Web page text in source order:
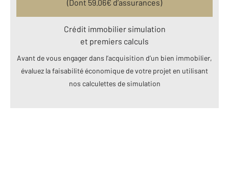
(Dont 59.06€ d’assurances)
Crédit immobilier simulation
et premiers calculs
Avant de vous engager dans l’acquisition d’un bien immobilier,
évaluez la faisabilité économique de votre projet en utilisant
nos calculettes de simulation